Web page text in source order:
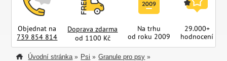
Objednat na
739 854 814
Doprava zdarma
od 1100 Kč
Na trhu
od roku 2009
29.000+
hodnocení
Úvodní stránka » Psi » Granule pro psy »